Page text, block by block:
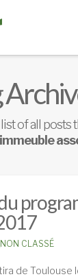
of all posts
NON CLASSÉ
de